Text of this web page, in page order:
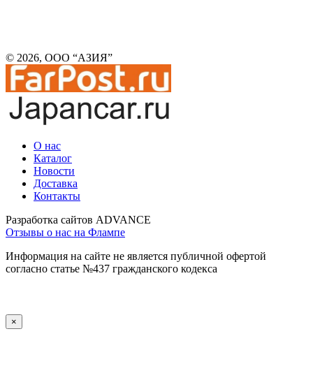
© 2026, ООО “АЗИЯ”
О нас
Каталог
Новости
Доставка
Контакты
Разработка сайтов ADVANCE
Отзывы о нас на Флампе
Информация на сайте не является публичной офертой
согласно статье №437 гражданского кодекса
×